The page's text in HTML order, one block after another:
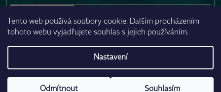
Tento web používá soubory cookie. Dalším procházením
tohoto webu vyjadřujete souhlas s jejich používáním.
Nastavení
Odmítnout Souhlasím
NAPSAT ZPRÁVU